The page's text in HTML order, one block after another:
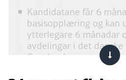
Kandidatane får 6
basisopplæring og kan
ytterlegare 6 månadar
avdelingar i det
Grønland.
Kandidatane må vera